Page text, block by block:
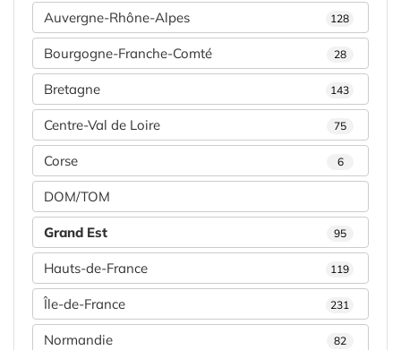
Auvergne-Rhône-Alpes 128
Bourgogne-Franche-Comté 28
Bretagne 143
Centre-Val de Loire 75
Corse 6
DOM/TOM
Grand Est 95
Hauts-de-France 119
Île-de-France 231
Normandie 82